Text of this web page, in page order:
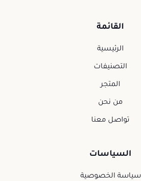
القائمة
الرئيسية
التصنيفات
المتجر
من نحن
تواصل معنا
السياسات
سياسة الخصوصية